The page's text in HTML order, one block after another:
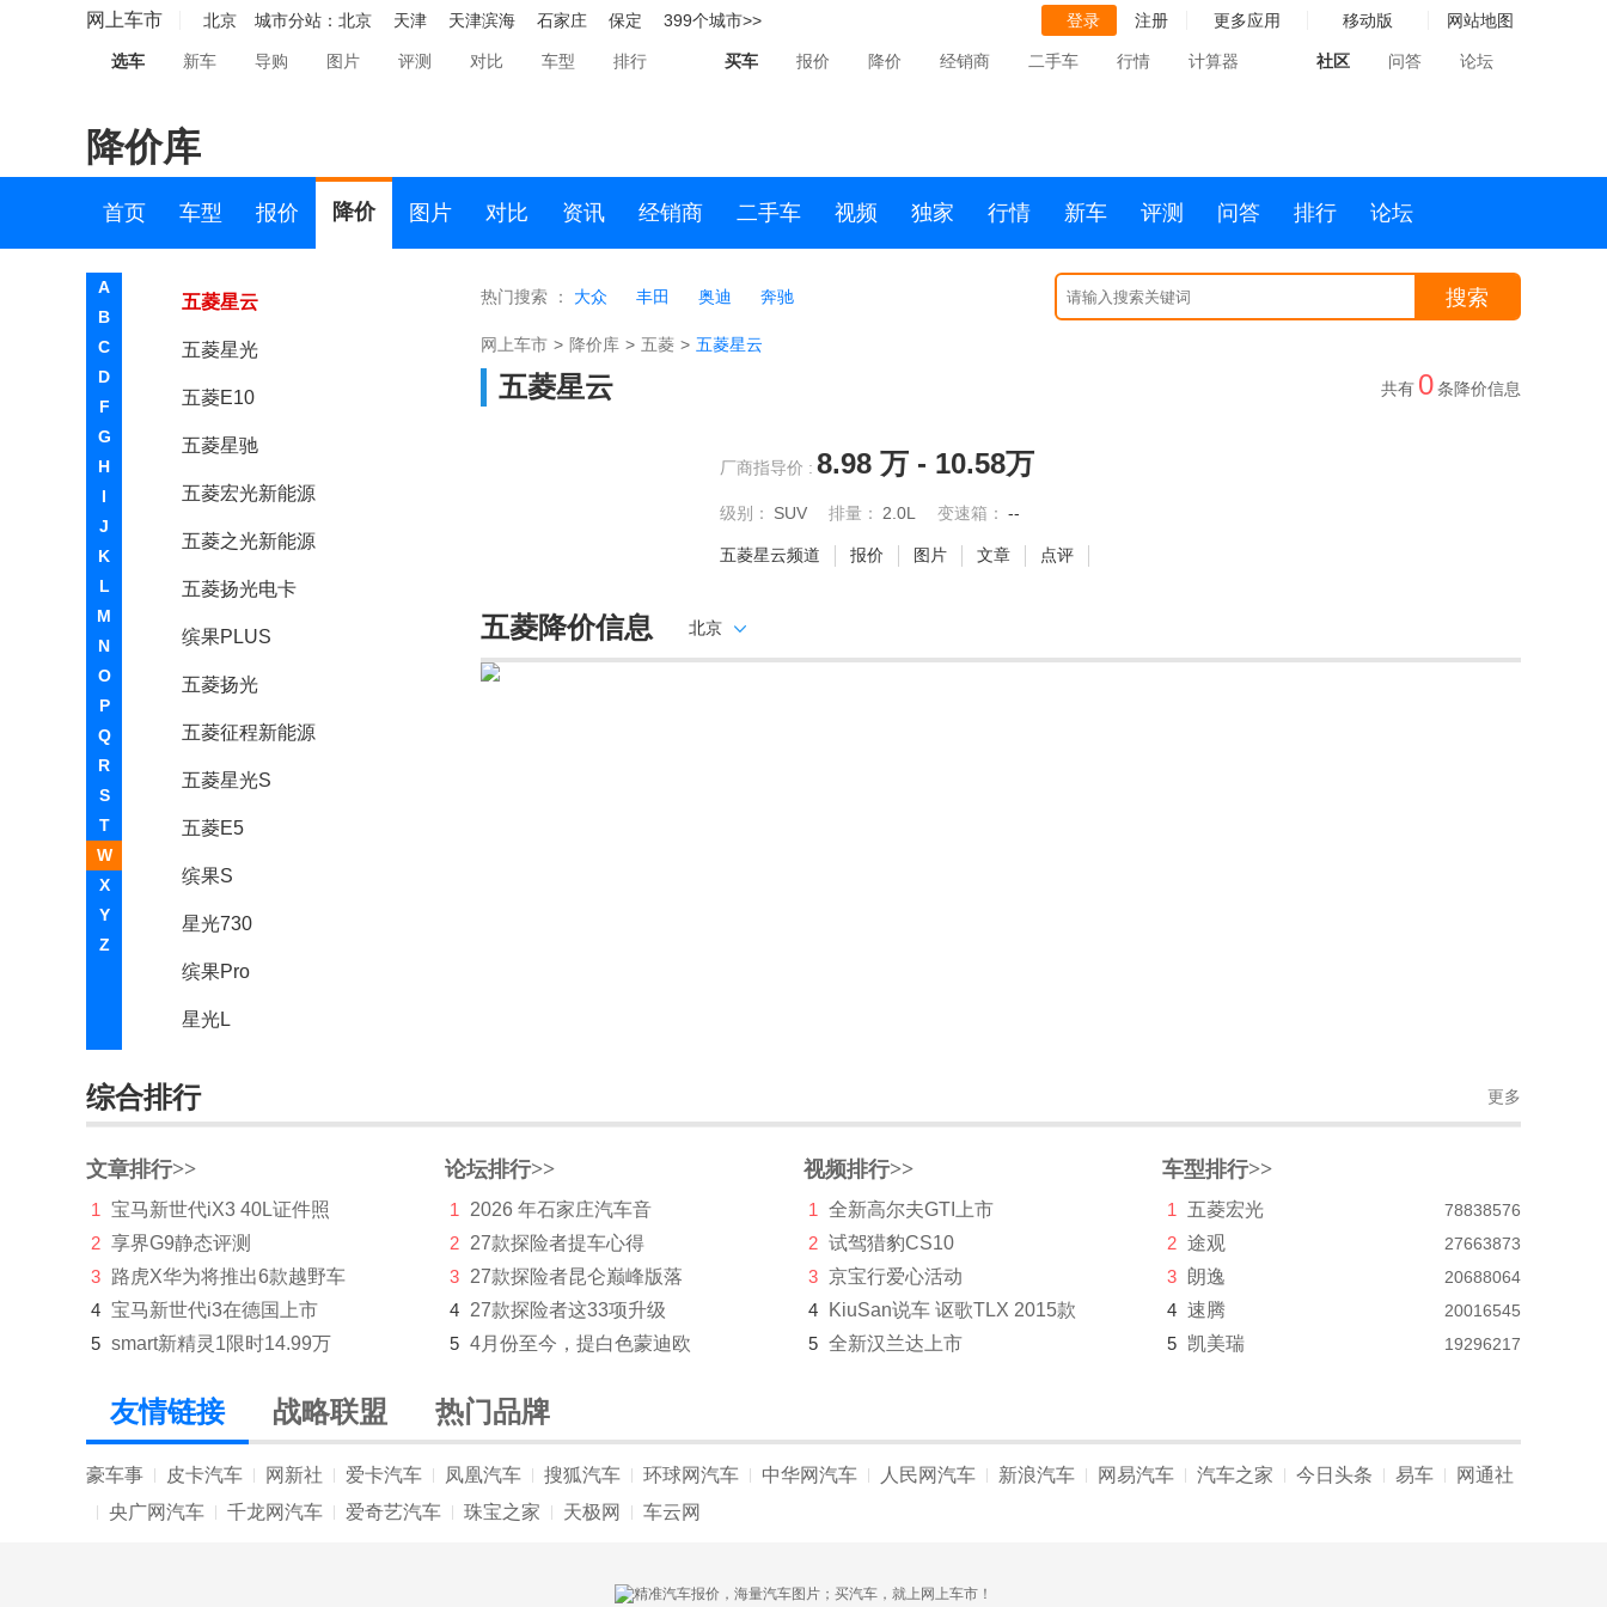
网上车市 北京 城市分站： 北京 天津 天津滨海 石家庄 保定 399个城市>> 登录 注册 更多应用 移动版 网站地图
选车 新车 导购 图片 评测 对比 车型 排行 买车 报价 降价 经销商 二手车 行情 计算器 社区 问答 论坛
降价库
首页 车型 报价 降价 图片 对比 资讯 经销商 二手车 视频 独家 行情 新车 评测 问答 排行 论坛
A
B
C
D
F
G
H
I
J
K
L
M
N
O
P
Q
R
S
T
W
X
Y
Z
五菱NanoEV
五菱佳辰
五菱缤果
五菱龙卡
五菱荣光小卡EV
五菱星云
五菱星光
五菱E10
五菱星驰
五菱宏光新能源
五菱之光新能源
五菱扬光电卡
缤果PLUS
五菱扬光
五菱征程新能源
五菱星光S
五菱E5
缤果S
星光730
缤果Pro
星光L
五菱荣光新卡翼开启
五菱荣光小卡翼开启
五菱电卡
五十铃
X
现代
小米汽车
小鹏汽车
星际
热门搜索 ： 大众 丰田 奥迪 奔驰 搜索
网上车市 > 降价库 > 五菱 > 五菱星云
五菱星云 共有 0条降价信息
厂商指导价 : 8.98 万 - 10.58万
级别： SUV 排量： 2.0L 变速箱： --
五菱星云频道 报价 图片 文章 点评
五菱降价信息 北京
综合排行 更多
文章排行>>
1
宝马新世代iX3 40L证件照
2 享界G9静态评测
3 路虎X华为将推出6款越野车
4 宝马新世代i3在德国上市
5 smart新精灵1限时14.99万
论坛排行>>
1
2026 年石家庄汽车音
2 27款探险者提车心得
3 27款探险者昆仑巅峰版落
4 27款探险者这33项升级
5 4月份至今，提白色蒙迪欧
视频排行>>
1
全新高尔夫GTI上市
2 试驾猎豹CS10
3 京宝行爱心活动
4
KiuSan说车 讴歌TLX 2015款
5 全新汉兰达上市
车型排行>>
1 五菱宏光 78838576
2 途观 27663873
3 朗逸 20688064
4 速腾 20016545
5 凯美瑞 19296217
友情链接 战略联盟 热门品牌
豪车事 皮卡汽车 网新社 爱卡汽车 凤凰汽车 搜狐汽车 环球网汽车 中华网汽车 人民网汽车 新浪汽车 网易汽车 汽车之家 今日头条 易车 网通社
央广网汽车 千龙网汽车 爱奇艺汽车 珠宝之家 天极网 车云网